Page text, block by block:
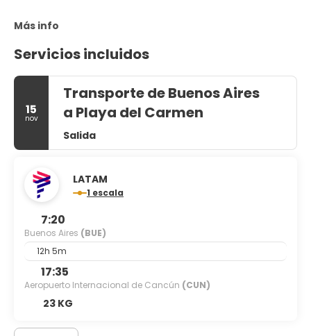
Más info
Servicios incluidos
15
nov
Transporte de Buenos Aires
a Playa del Carmen
Salida
LATAM
1 escala
7:20
Buenos Aires (BUE)
12h 5m
17:35
Aeropuerto Internacional de Cancún (CUN)
23 KG